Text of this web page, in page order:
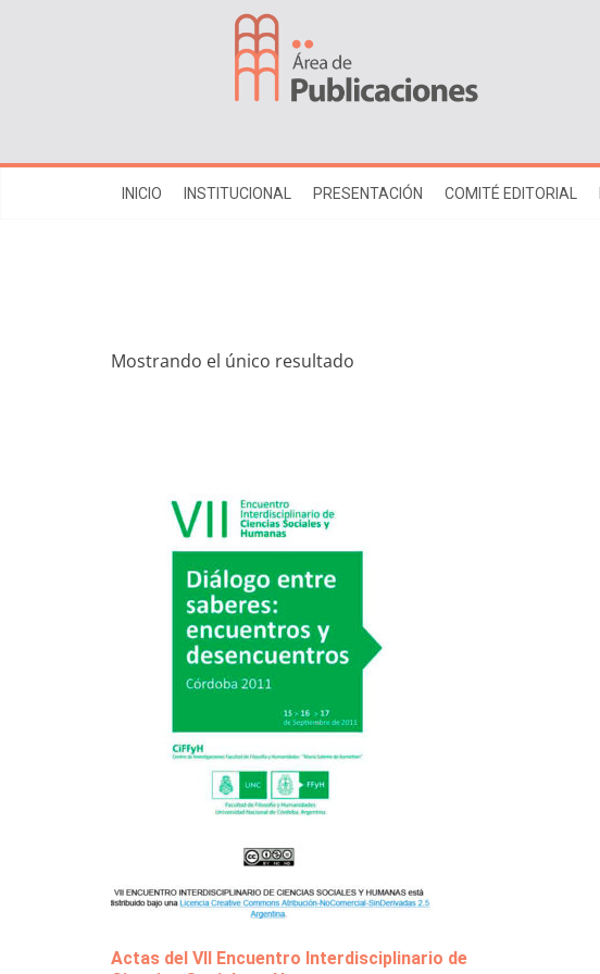
INICIO INSTITUCIONAL PRESENTACIÓN COMITÉ EDITORIAL
Mostrando el único resultado
Actas del VII Encuentro Interdisciplinario de